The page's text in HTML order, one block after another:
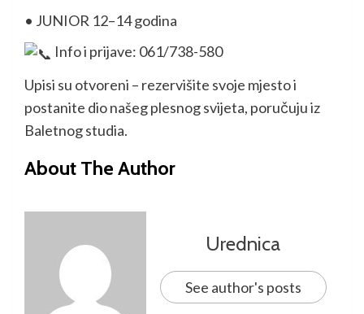
• JUNIOR 12–14 godina
Info i prijave: 061/738-580
Upisi su otvoreni – rezervišite svoje mjesto i
postanite dio našeg plesnog svijeta, poručuju iz
Baletnog studia.
About The Author
Urednica
See author's posts